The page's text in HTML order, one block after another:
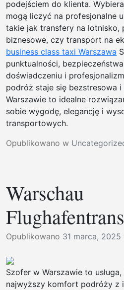
podejściem do klienta.
mogą liczyć na profesjonalne
takie jak transfery na lotnisko,
biznesowe, czy transport na
business class taxi Warszawa
punktualności,
doświadczeniu i
podróż staje się bezstresowa
Warszawie to idealne
sobie wygodę, elegancję i
transportowych.
Opublikowano w
Warschau
Opublikowano 31 marca, 2025
Szofer w Warszawie to
najwyższy komfort podróży z